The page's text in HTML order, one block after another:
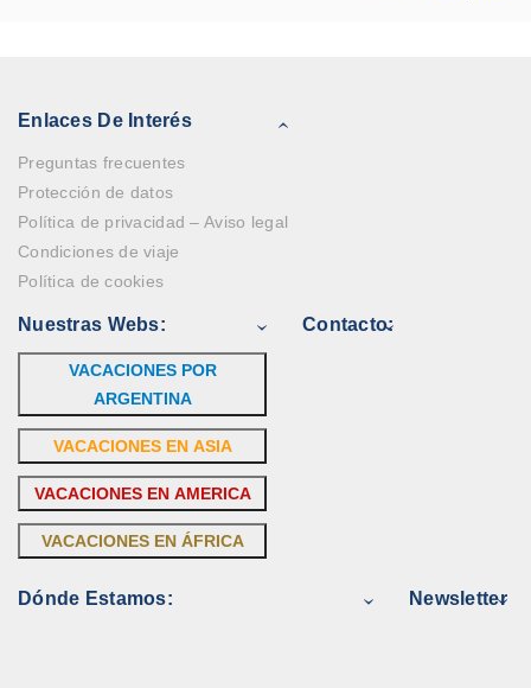
Enlaces De Interés
Preguntas frecuentes
Protección de datos
Política de privacidad – Aviso legal
Condiciones de viaje
Política de cookies
Nuestras Webs:
VACACIONES POR
ARGENTINA
VACACIONES EN ASIA
VACACIONES EN AMERICA
VACACIONES EN ÁFRICA
Contacto:
Dónde Estamos: Newsletter